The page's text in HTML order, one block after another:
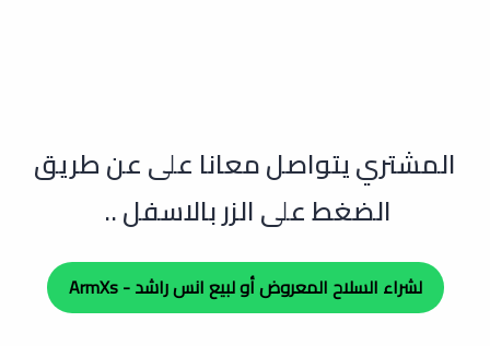
المشتري يتواصل معانا على عن طريق
الضغط على الزر بالاسفل ..
لشراء السلاح المعروض أو لبيع انس راشد - ArmXs